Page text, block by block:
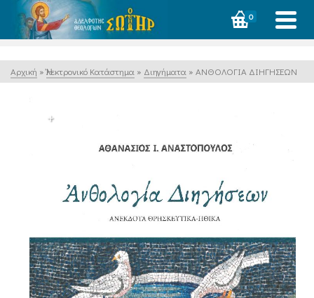
0
Αρχική » Ἠλεκτρονικό Κατάστημα » Διηγήματα » ΑΝΘΟΛΟΓΙΑ ΔΙΗΓΗΣΕΩΝ